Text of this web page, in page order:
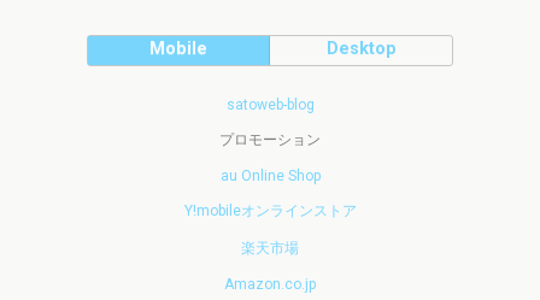
Mobile Desktop
satoweb-blog
プロモーション
au Online Shop
Y!mobileオンラインストア
楽天市場
Amazon.co.jp